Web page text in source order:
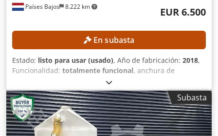
Países Bajos 8.222 km EUR 6.500
En subasta
Estado: listo para usar (usado), Año de fabricación: 2018,
Funcionalidad: totalmente funcional, anchura de
, velocidad de giro (máx.):
diámetro del husillo:40 mm, altura de cepillado:150 mm,
diámetro del rodillo:140 mm, DETALLES TÉCNICOS Ancho
de cepillado mínimo: 15 mm Ancho de cepillado máximo:
230 mm Altura de cepillado mínima: 10 mm Altura de
cepillado máxima: 150 mm Número de husillos: 6
Subasta